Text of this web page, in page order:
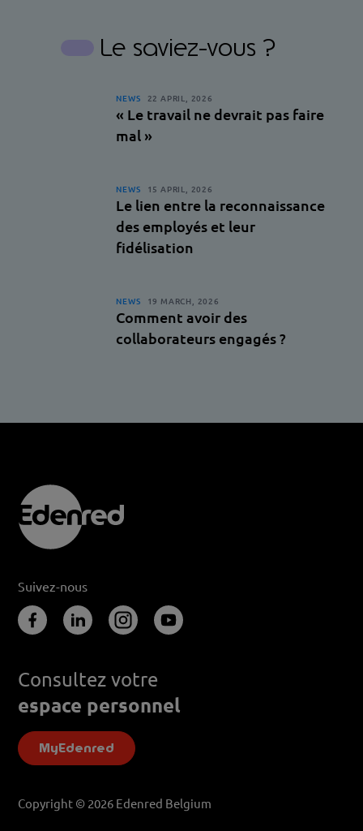
Le saviez-vous ?
NEWS 22 APRIL, 2026
« Le travail ne devrait pas faire
mal »
NEWS 15 APRIL, 2026
Le lien entre la reconnaissance
des employés et leur
fidélisation
NEWS 19 MARCH, 2026
Comment avoir des
collaborateurs engagés ?
Suivez-nous
Consultez votre
espace personnel
MyEdenred
Copyright © 2026 Edenred Belgium